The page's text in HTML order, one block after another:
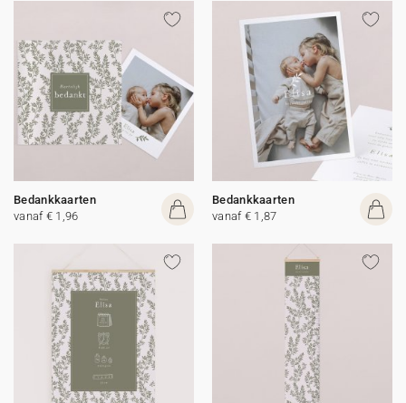
Bedankkaarten
vanaf € 1,96
Bedankkaarten
vanaf € 1,87